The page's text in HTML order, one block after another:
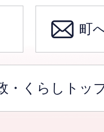
町
・くらしトッ